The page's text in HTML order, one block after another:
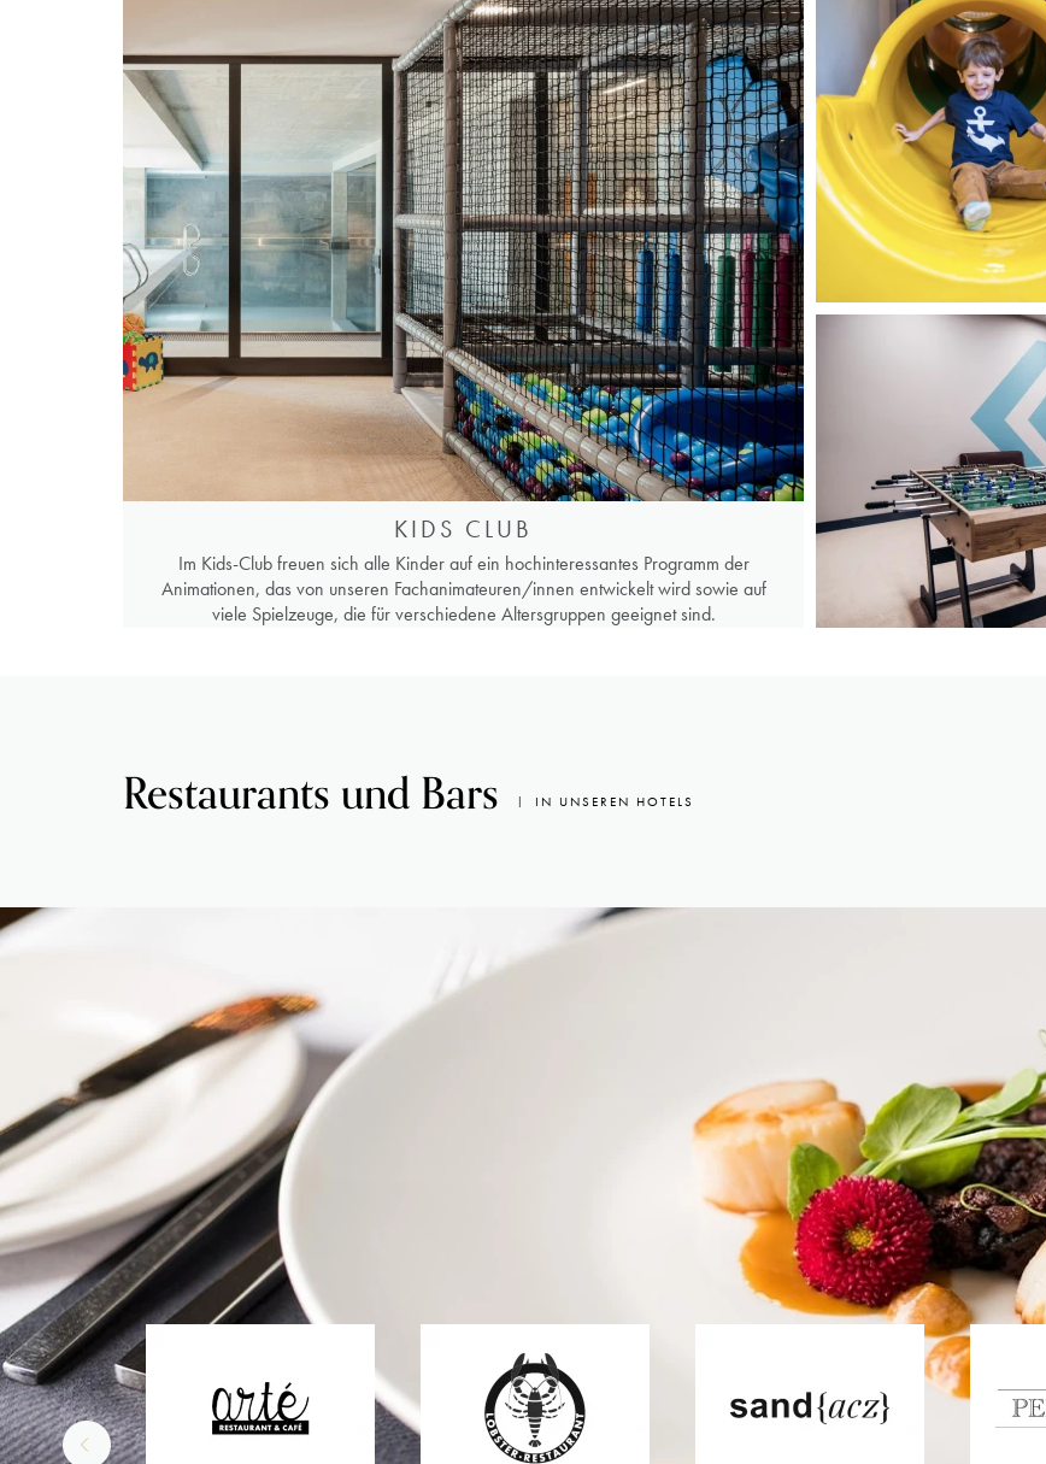
KIDS CLUB
Im Kids-Club freuen sich alle Kinder auf ein hochinteressantes Programm der
Animationen, das von unseren Fachanimateuren/innen entwickelt wird sowie auf
viele Spielzeuge, die für verschiedene Altersgruppen geeignet sind.
Restaurants und Bars IN UNSEREN HOTELS